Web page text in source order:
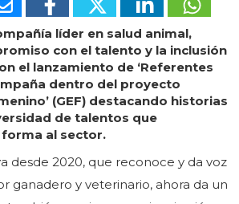
líder en salud animal,
con el talento y la inclusión
el lanzamiento de ‘Referentes
dentro del proyecto
(GEF) destacando historias
de talentos que
al sector.
desde 2020, que reconoce y da voz
ganadero y veterinario, ahora da un